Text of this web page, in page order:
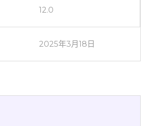
12.0
2025年3月18日